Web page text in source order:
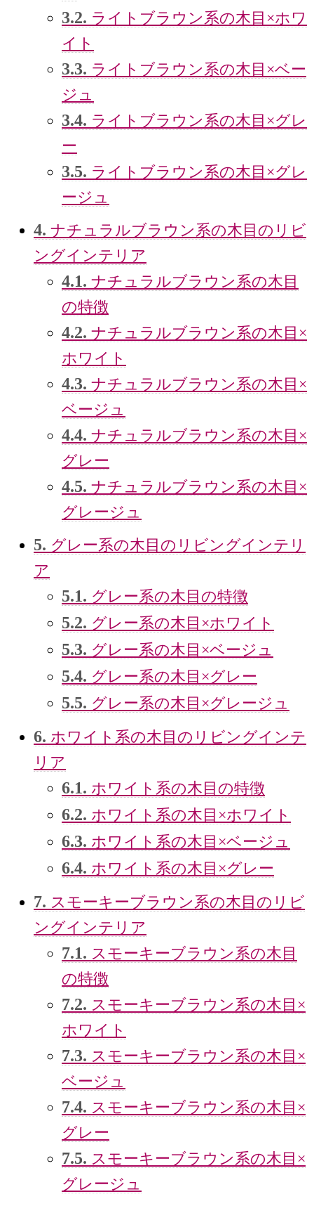
3.2. ライトブラウン系の木目×ホワ
イト
3.3. ライトブラウン系の木目×ベー
ジュ
3.4. ライトブラウン系の木目×グレ
ー
3.5. ライトブラウン系の木目×グレ
ージュ
4. ナチュラルブラウン系の木目のリビ
ングインテリア
4.1. ナチュラルブラウン系の木目
の特徴
4.2. ナチュラルブラウン系の木目×
ホワイト
4.3. ナチュラルブラウン系の木目×
ベージュ
4.4. ナチュラルブラウン系の木目×
グレー
4.5. ナチュラルブラウン系の木目×
グレージュ
5. グレー系の木目のリビングインテリ
ア
5.1. グレー系の木目の特徴
5.2. グレー系の木目×ホワイト
5.3. グレー系の木目×ベージュ
5.4. グレー系の木目×グレー
5.5. グレー系の木目×グレージュ
6. ホワイト系の木目のリビングインテ
リア
6.1. ホワイト系の木目の特徴
6.2. ホワイト系の木目×ホワイト
6.3. ホワイト系の木目×ベージュ
6.4. ホワイト系の木目×グレー
7. スモーキーブラウン系の木目のリビ
ングインテリア
7.1. スモーキーブラウン系の木目
の特徴
7.2. スモーキーブラウン系の木目×
ホワイト
7.3. スモーキーブラウン系の木目×
ベージュ
7.4. スモーキーブラウン系の木目×
グレー
7.5. スモーキーブラウン系の木目×
グレージュ